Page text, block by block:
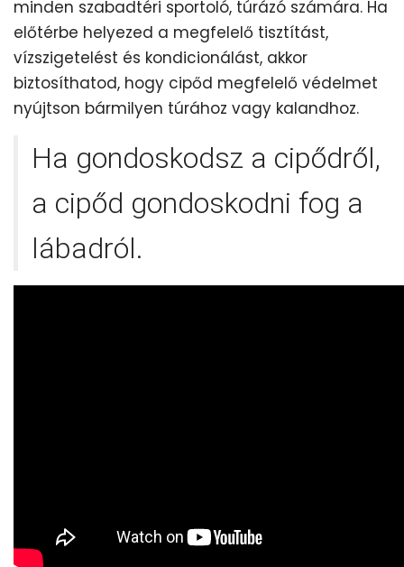
minden szabadtéri sportoló, túrázó számára. Ha
előtérbe helyezed a megfelelő tisztítást,
vízszigetelést és kondicionálást, akkor
biztosíthatod, hogy cipőd megfelelő védelmet
nyújtson bármilyen túrához vagy kalandhoz.
Ha gondoskodsz a cipődről,
a cipőd gondoskodni fog a
lábadról.